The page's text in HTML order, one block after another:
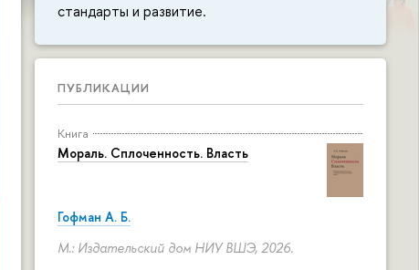
стандарты и развитие.
ПУБЛИКАЦИИ
Книга
Мораль. Сплоченность. Власть
Гофман А. Б.
М.: Издательский дом НИУ ВШЭ, 2026.